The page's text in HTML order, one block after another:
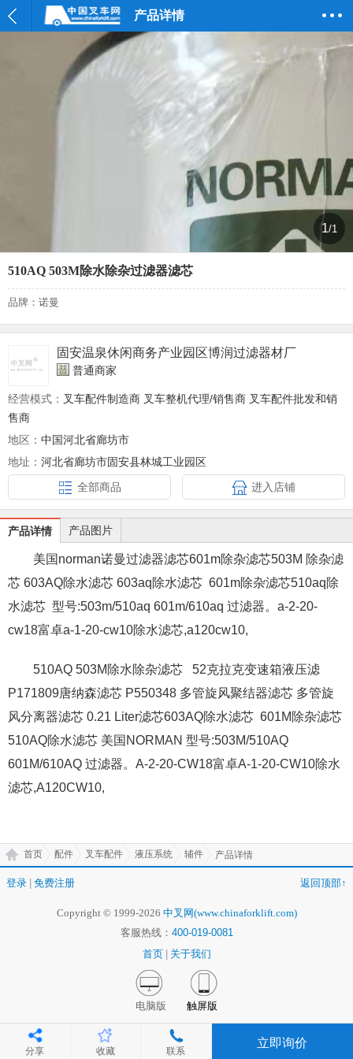
产品详情
1/1
510AQ 503M除水除杂过滤器滤芯
品牌：诺曼
固安温泉休闲商务产业园区博润过滤器材厂
普通商家
经营模式： 叉车配件制造商 叉车整机代理/销售商 叉车配件批发和销
售商
地区： 中国河北省廊坊市
地址： 河北省廊坊市固安县林城工业园区
全部商品
进入店铺
产品详情 产品图片
美国norman诺曼过滤器滤芯601m除杂滤芯503M 除杂滤
芯 603AQ除水滤芯 603aq除水滤芯 601m除杂滤芯510aq除
水滤芯 型号:503m/510aq 601m/610aq 过滤器。a-2-20-
cw18富卓a-1-20-cw10除水滤芯,a120cw10,
510AQ 503M除水除杂滤芯 52克拉克变速箱液压滤
P171809唐纳森滤芯 P550348 多管旋风聚结器滤芯 多管旋
风分离器滤芯 0.21 Liter滤芯603AQ除水滤芯 601M除杂滤芯
510AQ除水滤芯 美国NORMAN 型号:503M/510AQ
601M/610AQ 过滤器。A-2-20-CW18富卓A-1-20-CW10除水
滤芯,A120CW10,
首页 配件 叉车配件 液压系统 辅件 产品详情
登录 免费注册 返回顶部↑
Copyright © 1999-2026 中叉网(www.chinaforklift.com)
客服热线： 400-019-0081
首页
关于我们
电脑版 触屏版
分享 收藏 联系
立即询价